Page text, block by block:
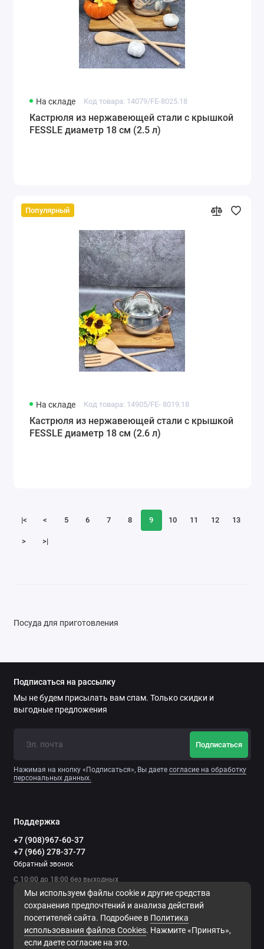
На складе Код товара: 14079/FE-8025.18
Кастрюля из нержавеющей стали с крышкой
FESSLE диаметр 18 см (2.5 л)
Популярный
На складе Код товара: 14905/FE- 8019.18
Кастрюля из нержавеющей стали с крышкой
FESSLE диаметр 18 см (2.6 л)
|< < 5 6 7 8 9 10 11 12 13
> >|
Посуда для приготовления
Мы используем файлы cookie и другие средства
сохранения предпочтений и анализа действий
посетителей сайта. Подробнее в Политика
использования файлов Сookies. Нажмите «Принять»,
если даете согласие на это.
Подписаться на рассылку
Мы не будем присылать вам спам. Только скидки и
выгодные предложения
Подписаться
Нажимая на кнопку «Подписаться», Вы даете согласие на обработку
персональных данных.
Поддержка
+7 (908)967-60-37
+7 (966) 278-37-77
Обратный звонок
С 10:00 до 18:00 без выходных